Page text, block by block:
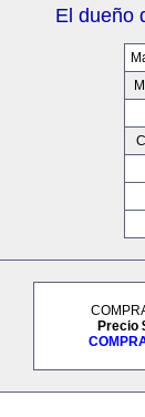
El dueño
Precio